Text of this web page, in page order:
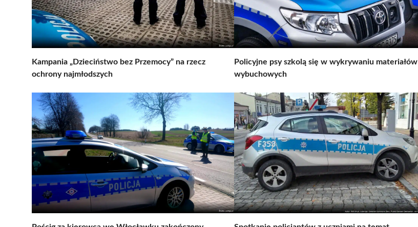
Kampania „Dzieciństwo bez Przemocy” na rzecz
ochrony najmłodszych
Policyjne psy szkolą się w wykrywaniu materiałów
wybuchowych